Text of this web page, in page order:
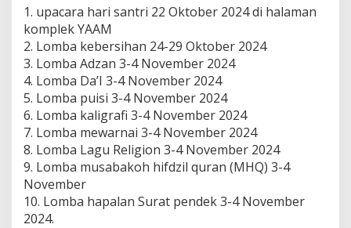
a
Y
A
A
M
P
a
n
g
i
1. upacara hari santri 22 Oktober 2024 di halaman
komplek YAAM
2. Lomba kebersihan 24-29 Oktober 2024
3. Lomba Adzan 3-4 November 2024
4. Lomba Da’I 3-4 November 2024
5. Lomba puisi 3-4 November 2024
6. Lomba kaligrafi 3-4 November 2024
7. Lomba mewarnai 3-4 November 2024
8. Lomba Lagu Religion 3-4 November 2024
9. Lomba musabakoh hifdzil quran (MHQ) 3-4
November
10. Lomba hapalan Surat pendek 3-4 November
2024.